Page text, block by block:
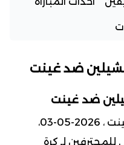
ضد غينت
ضد غينت
موعد مباراة ميشيلين ضد غينت ، 2026-05-03،
لـ كرة